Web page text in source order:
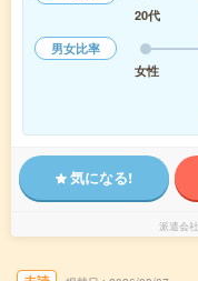
20代
男女比率
女性
気になる!
派遣会社